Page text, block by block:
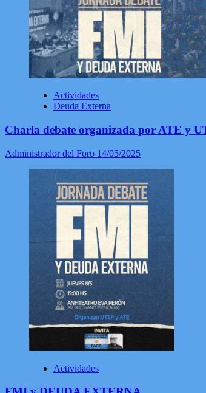
Actividades
Deuda Externa
Charla debate organizada por ATE y
Administrador del Foro 14/05/2025
Actividades